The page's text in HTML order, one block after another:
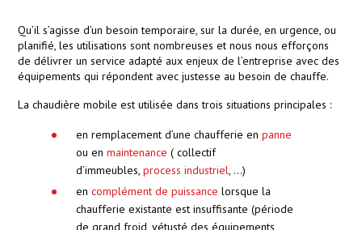
Qu’il s’agisse d’un besoin temporaire, sur la durée, en urgence, ou
planifié, les utilisations sont nombreuses et nous nous efforçons
de délivrer un service adapté aux enjeux de l’entreprise avec des
équipements qui répondent avec justesse au besoin de chauffe.
La chaudière mobile est utilisée dans trois situations principales :
en remplacement d’une chaufferie en panne
ou en maintenance ( collectif
d’immeubles, process industriel, …)
en complément de puissance lorsque la
chaufferie existante est insuffisante (période
de grand froid, vétusté des équipements